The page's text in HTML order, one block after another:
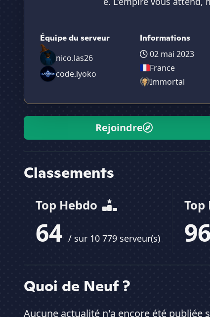
Équipe du serveur
nico.las26
code.lyoko
Informations
02 mai 2023
France
Immortal
Rejoindre
Classements
Top Hebdo
64 / sur 10 779 serveur(s)
Top
96
Quoi de Neuf ?
Aucune actualité n'a encore été publiée